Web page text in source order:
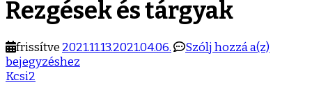
Rezgések és tárgyak
frissítve 2021.11.13.2021.04.06. Szólj hozzá a(z)
bejegyzéshez
Kcsi2